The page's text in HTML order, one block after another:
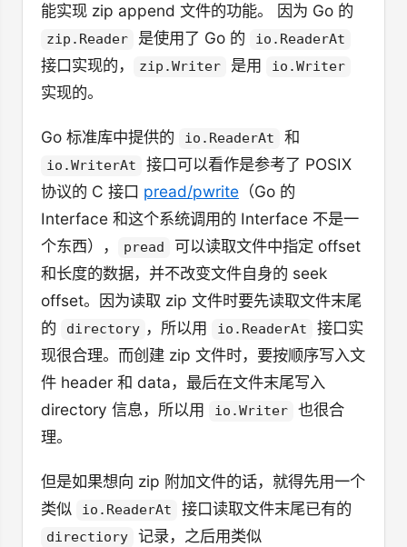
能实现 zip append 文件的功能。 因为 Go 的
zip.Reader 是使用了 Go 的 io.ReaderAt
接口实现的， zip.Writer 是用 io.Writer
实现的。
Go 标准库中提供的 io.ReaderAt 和
io.WriterAt
接口可以看作是参考了 POSIX
协议的 C 接口 pread/pwrite （Go 的
Interface 和这个系统调用的 Interface 不是一
个东西），
pread
可以读取文件中指定 offset
和长度的数据，并不改变文件自身的 seek
offset。因为读取 zip 文件时要先读取文件末尾
的
directory ，所以用 io.ReaderAt
接口实
现很合理。而创建 zip 文件时，要按顺序写入文
件 header 和 data，最后在文件末尾写入
directory 信息，所以用
io.Writer
也很合
理。
但是如果想向 zip 附加文件的话，就得先用一个
类似
io.ReaderAt 接口读取文件末尾已有的
directiory 记录，之后用类似